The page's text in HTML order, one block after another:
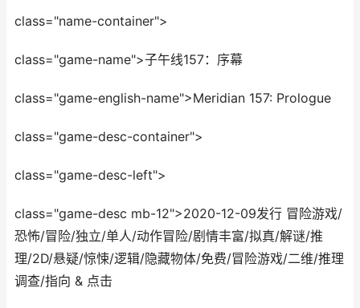
class="name-container">
class="game-name">子午线157：序幕
class="game-english-name">Meridian 157: Prologue
class="game-desc-container">
class="game-desc-left">
class="game-desc mb-12">2020-12-09发行 冒险游戏/
恐怖/冒险/独立/单人/动作冒险/剧情丰富/拟真/解谜/推
理/2D/悬疑/惊悚/逻辑/隐藏物体/免费/冒险游戏/二维/推理
调查/指向 & 点击